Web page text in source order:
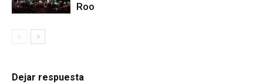
Roo
Dejar respuesta